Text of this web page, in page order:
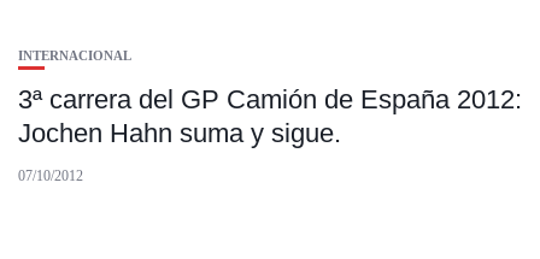
INTERNACIONAL
3ª carrera del GP Camión de España 2012:
Jochen Hahn suma y sigue.
07/10/2012